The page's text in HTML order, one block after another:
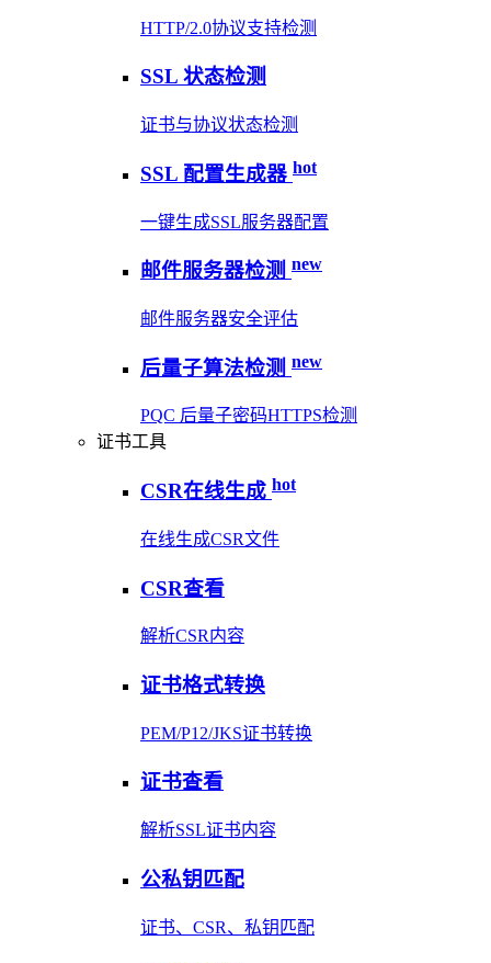
HTTP/2.0协议支持检测
SSL 状态检测
证书与协议状态检测
SSL 配置生成器 hot
一键生成SSL服务器配置
邮件服务器检测 new
邮件服务器安全评估
后量子算法检测 new
PQC 后量子密码HTTPS检测
证书工具
CSR在线生成 hot
在线生成CSR文件
CSR查看
解析CSR内容
证书格式转换
PEM/P12/JKS证书转换
证书查看
解析SSL证书内容
公私钥匹配
证书、CSR、私钥匹配